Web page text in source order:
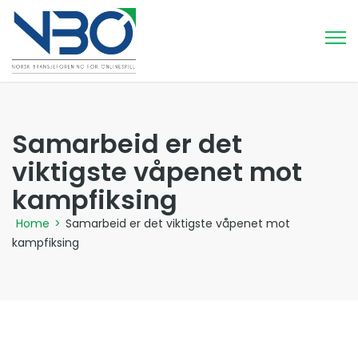
Samarbeid er det
viktigste våpenet mot
kampfiksing
Home > Samarbeid er det viktigste våpenet mot
kampfiksing